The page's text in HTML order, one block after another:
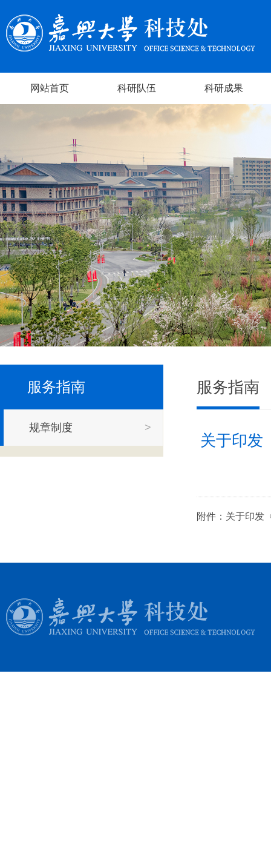
网站首页 科研队伍 科研成果
服务指南
规章制度 >
服务指南
关于印发
附件：关于印发